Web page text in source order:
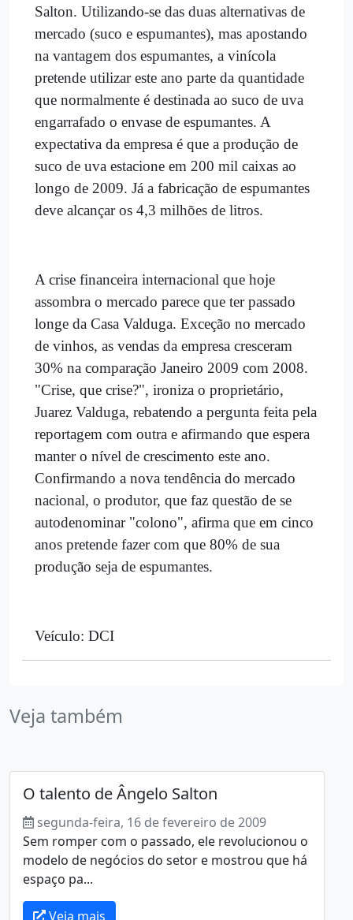
Salton. Utilizando-se das duas alternativas de
mercado (suco e espumantes), mas apostando
na vantagem dos espumantes, a vinícola
pretende utilizar este ano parte da quantidade
que normalmente é destinada ao suco de uva
engarrafado o envase de espumantes. A
expectativa da empresa é que a produção de
suco de uva estacione em 200 mil caixas ao
longo de 2009. Já a fabricação de espumantes
deve alcançar os 4,3 milhões de litros.
A crise financeira internacional que hoje
assombra o mercado parece que ter passado
longe da Casa Valduga. Exceção no mercado
de vinhos, as vendas da empresa cresceram
30% na comparação Janeiro 2009 com 2008.
"Crise, que crise?", ironiza o proprietário,
Juarez Valduga, rebatendo a pergunta feita pela
reportagem com outra e afirmando que espera
manter o nível de crescimento este ano.
Confirmando a nova tendência do mercado
nacional, o produtor, que faz questão de se
autodenominar "colono", afirma que em cinco
anos pretende fazer com que 80% de sua
produção seja de espumantes.
Veículo: DCI
Veja também
O talento de Ângelo Salton
segunda-feira, 16 de fevereiro de 2009
Sem romper com o passado, ele revolucionou o
modelo de negócios do setor e mostrou que há
espaço pa...
Veja mais